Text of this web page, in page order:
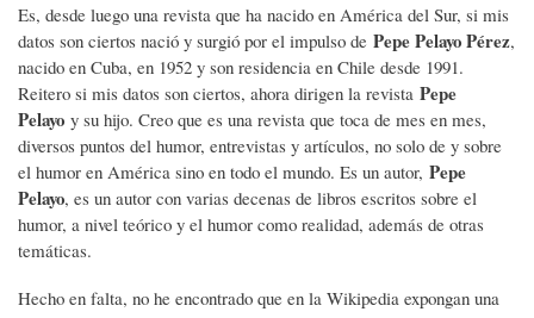
Es, desde luego una revista que ha nacido en América del Sur, si mis
datos son ciertos nació y surgió por el impulso de Pepe Pelayo Pérez,
nacido en Cuba, en 1952 y son residencia en Chile desde 1991.
Reitero si mis datos son ciertos, ahora dirigen la revista Pepe
Pelayo y su hijo. Creo que es una revista que toca de mes en mes,
diversos puntos del humor, entrevistas y artículos, no solo de y sobre
el humor en América sino en todo el mundo. Es un autor, Pepe
Pelayo, es un autor con varias decenas de libros escritos sobre el
humor, a nivel teórico y el humor como realidad, además de otras
temáticas.
Hecho en falta, no he encontrado que en la Wikipedia expongan una